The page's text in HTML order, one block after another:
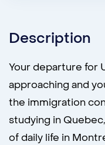
Description
Your departure for
approaching and
the immigration
studying in
of daily life in